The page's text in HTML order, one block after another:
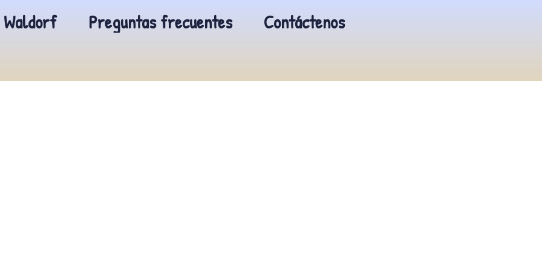
Waldorf Preguntas frecuentes Contáctenos